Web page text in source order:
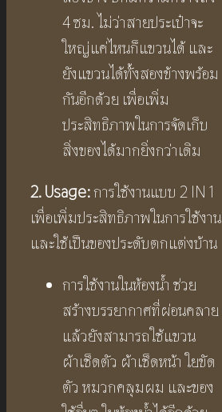
4 ซม. ไม่ว่าสายประเป๋าจะ
ใหญ่แค่ไหนก็แขวนได้ และ
ยังแขวนได้ทั้งสองข้างพร้อม
กันอีกด้วย เพื่อเพิ่ม
ประสิทธิภาพในการจัดเก็บ
สิ่งของได้มากยิ่งกว่าเดิม
2.Usage:การใช้งานแบบ 2 IN 1
เพื่อเพิ่มประสิทธิภาพในการใช้งาน
และใช้เป็นของประดับตกแต่งบ้าน
การใช้งานในห้องน้ำ ช่วย
สร้างบรรยากาศที่ผ่อนคลาย
แล้วยังสามารถใช้แขวน
ผ้าเช็ดตัว ผ้าเช็ดหน้า ใยขัด
ตัว หมวกคลุมผม และของ